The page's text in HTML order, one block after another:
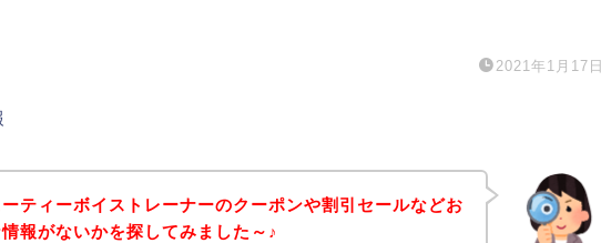
2021年1月17日
ーティーボイストレーナーのクーポンや割引セールなどお
報がないかを探してみました～♪